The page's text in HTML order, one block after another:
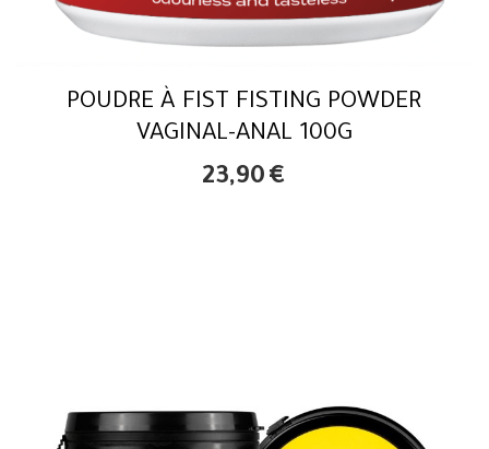
POUDRE À FIST FISTING POWDER
VAGINAL-ANAL 100G
23,90 €